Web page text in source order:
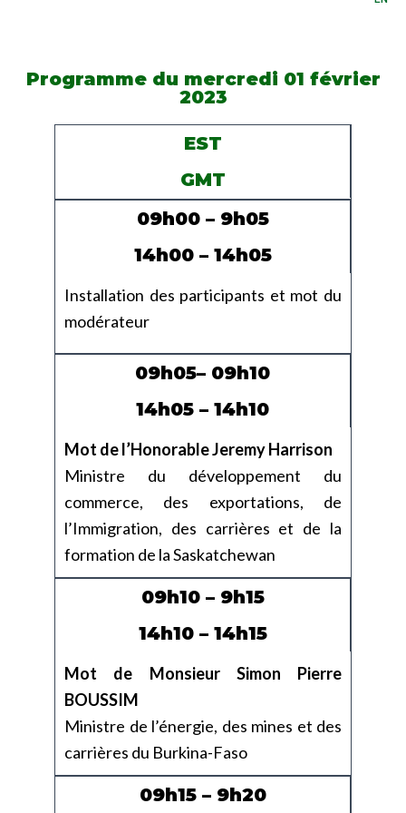
Programme du mercredi 01 février
2023
EST
GMT
09h00 – 9h05
14h00 – 14h05
Installation des participants et mot du
modérateur
09h05– 09h10
14h05 – 14h10
Mot de l’Honorable Jeremy Harrison
Ministre du développement du
commerce, des exportations, de
l’Immigration, des carrières et de la
formation de la Saskatchewan
09h10 – 9h15
14h10 – 14h15
Mot de Monsieur Simon Pierre
BOUSSIM
Ministre de l’énergie, des mines et des
carrières du Burkina-Faso
09h15 – 9h20